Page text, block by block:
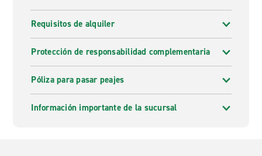
Requisitos de alquiler
Protección de responsabilidad complementaria
Póliza para pasar peajes
Información importante de la sucursal